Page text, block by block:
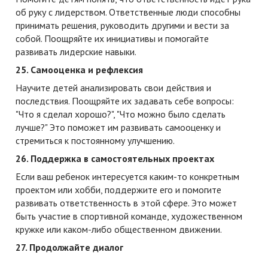
об руку с лидерством. Ответственные люди способны
принимать решения, руководить другими и вести за
собой. Поощряйте их инициативы и помогайте
развивать лидерские навыки.
25. Самооценка и рефлексия
Научите детей анализировать свои действия и
последствия. Поощряйте их задавать себе вопросы:
"Что я сделал хорошо?", "Что можно было сделать
лучше?" Это поможет им развивать самооценку и
стремиться к постоянному улучшению.
26. Поддержка в самостоятельных проектах
Если ваш ребенок интересуется каким-то конкретным
проектом или хобби, поддержите его и помогите
развивать ответственность в этой сфере. Это может
быть участие в спортивной команде, художественном
кружке или каком-либо общественном движении.
27. Продолжайте диалог